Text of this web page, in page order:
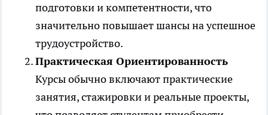
подготовки и компетентности, что
значительно повышает шансы на успешное
трудоустройство.
Практическая Ориентированность
Курсы обычно включают практические
занятия, стажировки и реальные проекты,